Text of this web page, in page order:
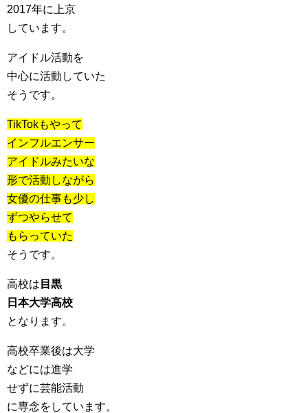
2017年に上京
しています。
アイドル活動を
中心に活動していた
そうです。
TikTokもやって
インフルエンサー
アイドルみたいな
形で活動しながら
女優の仕事も少し
ずつやらせて
もらっていた
そうです。
高校は 目黒
日本大学高校
となります。
高校卒業後は大学
などには進学
せずに芸能活動
に専念をしています。